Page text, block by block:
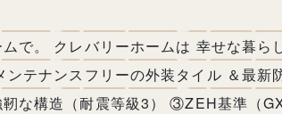
で。 クレバリーホームは 幸せな暮ら
テナンスフリーの外装タイル ＆最新
な構造（耐震等級3） ③ZEH基準（